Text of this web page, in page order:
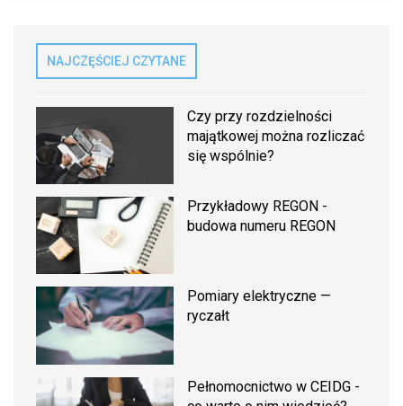
NAJCZĘŚCIEJ CZYTANE
Czy przy rozdzielności
majątkowej można rozliczać
się wspólnie?
Przykładowy REGON -
budowa numeru REGON
Pomiary elektryczne —
ryczałt
Pełnomocnictwo w CEIDG -